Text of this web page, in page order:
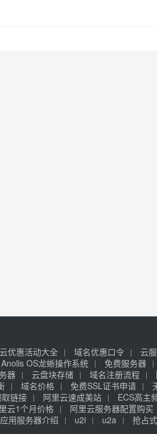
优惠活动大全 域名优惠口令 云
Anolis OS龙蜥操作系统 免费服务器
器 云盘块存储 域名注册流程
域名价格 免费SSL证书申请
链接 阿里云速成美站 ECS高主
云1个月价格 阿里云服务器配置购买
用服务器介绍 u2i u2a
抢占